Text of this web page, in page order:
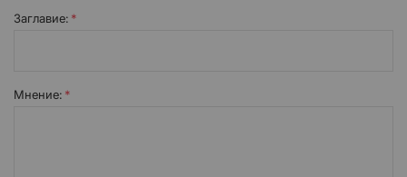
Заглавиe:
Мнение: